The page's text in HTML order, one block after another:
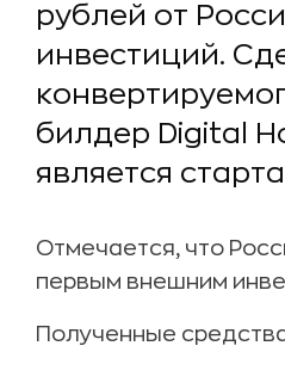
рублей от
инвестиций.
билдер Digital
является
Отмечается, что
первым внешним
Полученные